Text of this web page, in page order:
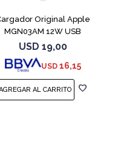
Original Apple
MGN03AM 12W USB
USD 19,00
USD 16,15